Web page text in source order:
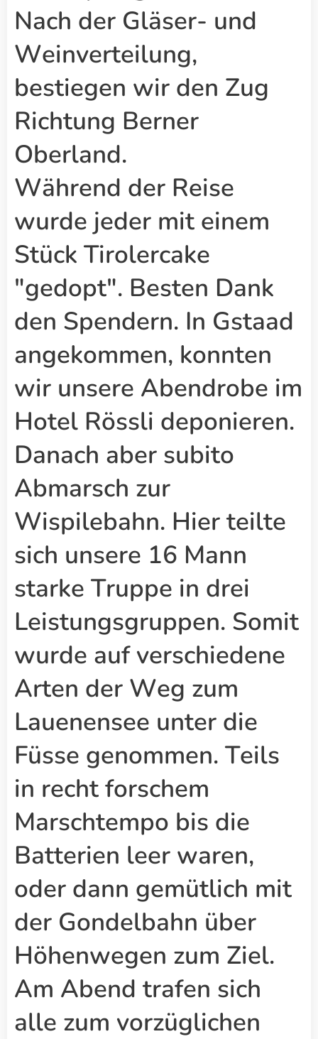
Nach der Gläser- und
Weinverteilung,
bestiegen wir den Zug
Richtung Berner
Oberland.
Während der Reise
wurde jeder mit einem
Stück Tirolercake
"gedopt". Besten Dank
den Spendern. In Gstaad
angekommen, konnten
wir unsere Abendrobe im
Hotel Rössli deponieren.
Danach aber subito
Abmarsch zur
Wispilebahn. Hier teilte
sich unsere 16 Mann
starke Truppe in drei
Leistungsgruppen. Somit
wurde auf verschiedene
Arten der Weg zum
Lauenensee unter die
Füsse genommen. Teils
in recht forschem
Marschtempo bis die
Batterien leer waren,
oder dann gemütlich mit
der Gondelbahn über
Höhenwegen zum Ziel.
Am Abend trafen sich
alle zum vorzüglichen